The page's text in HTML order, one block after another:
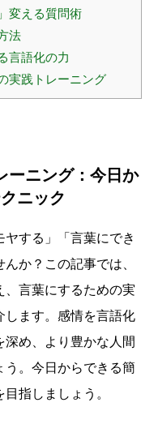
変える質問術
法
言語化の力
実践トレーニング
ーニング：今日か
ニック
ヤする」「言葉にでき
か？この記事では、
、言葉にするための実
します。感情を言語化
め、より豊かな人間
う。今日からできる簡
指しましょう。